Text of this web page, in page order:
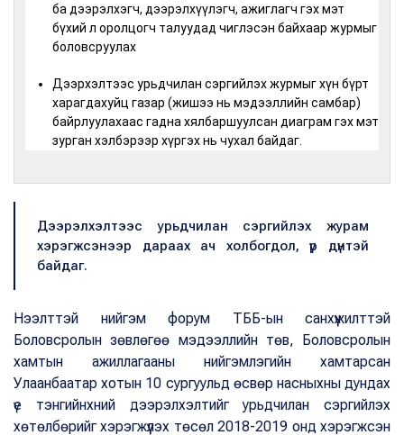
ба дээрэлхэгч, дээрэлхүүлэгч, ажиглагч гэх мэт
бүхий л оролцогч талуудад чиглэсэн байхаар журмыг
боловсруулах
Дээрхэлтээс урьдчилан сэргийлэх журмыг хүн бүрт
харагдахуйц газар (жишээ нь мэдээллийн самбар)
байрлуулахаас гадна хялбаршуулсан диаграм гэх мэт
зурган хэлбэрээр хүргэх нь чухал байдаг.
Дээрэлхэлтээс урьдчилан сэргийлэх журам
хэрэгжсэнээр дараах ач холбогдол, үр дүнтэй
байдаг.
Нээлттэй нийгэм форум ТББ-ын санхүүжилттэй
Боловсролын зөвлөгөө мэдээллийн төв, Боловсролын
хамтын ажиллагааны нийгэмлэгийн хамтарсан
Улаанбаатар хотын 10 сургуульд өсвөр насныхны дундах
үе тэнгийнхний дээрэлхэлтийг урьдчилан сэргийлэх
хөтөлбөрийг хэрэгжүүлэх төсөл 2018-2019 онд хэрэгжсэн